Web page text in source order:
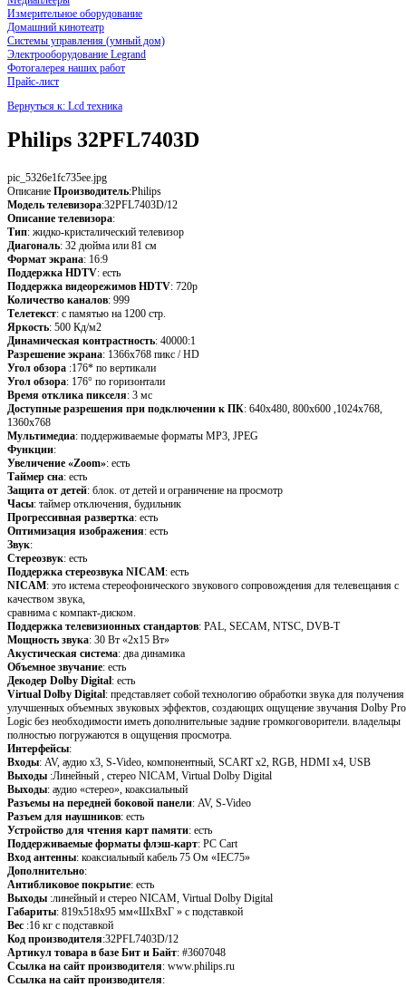
Измерительное оборудование
Домашний кинотеатр
Системы управления (умный дом)
Электрооборудование Legrand
Фотогалерея наших работ
Прайс-лист
Вернуться к: Lcd техника
Philips 32PFL7403D
pic_5326e1fc735ee.jpg
Описание Производитель:Philips
Модель телевизора:32PFL7403D/12
Описание телевизора:
Тип: жидко-кристалический телевизор
Диагональ: 32 дюйма или 81 см
Формат экрана: 16:9
Поддержка HDTV: есть
Поддержка видеорежимов HDTV: 720p
Количество каналов: 999
Телетекст: с памятью на 1200 стр.
Яркость: 500 Кд/м2
Динамическая контрастность: 40000:1
Разрешение экрана: 1366x768 пикс / HD
Угол обзора :176* по вертикали
Угол обзора: 176° по горизонтали
Время отклика пикселя: 3 мс
Доступные разрешения при подключении к ПК: 640x480, 800x600 ,1024x768,
1360x768
Мультимедиа: поддерживаемые форматы MP3, JPEG
Функции:
Увеличение «Zoom»: есть
Таймер сна: есть
Защита от детей: блок. от детей и ограничение на просмотр
Часы: таймер отключения, будильник
Прогрессивная развертка: есть
Оптимизация изображения: есть
Звук:
Стереозвук: есть
Поддержка стереозвука NICAM: есть
NICAM: это истема стереофонического звукового сопровождения для телевещания с
качеством звука,
сравнима с компакт-диском.
Поддержка телевизионных стандартов: PAL, SECAM, NTSC, DVB-T
Мощность звука: 30 Вт «2x15 Вт»
Акустическая система: два динамика
Объемное звучание: есть
Декодер Dolby Digital: есть
Virtual Dolby Digital: представляет собой технологию обработки звука для получения
улучшенных объемных звуковых эффектов, создающих ощущение звучания Dolby Pro
Logic без необходимости иметь дополнительные задние громкоговорители. владельцы
полностью погружаются в ощущения просмотра.
Интерфейсы:
Входы: AV, аудио x3, S-Video, компонентный, SCART x2, RGB, HDMI x4, USB
Выходы :Линейный , стерео NICAM, Virtual Dolby Digital
Выходы: аудио «стерео», коаксиальный
Разъемы на передней боковой панели: AV, S-Video
Разъем для наушников: есть
Устройство для чтения карт памяти: есть
Поддерживаемые форматы флэш-карт: PC Cart
Вход антенны: коаксиальный кабель 75 Ом «IEC75»
Дополнительно:
Антибликовое покрытие: есть
Выходы :линейный и стерео NICAM, Virtual Dolby Digital
Габариты: 819х518х95 мм«ШхВхГ » с подставкой
Вес :16 кг с подставкой
Код производителя:32PFL7403D/12
Артикул товара в базе Бит и Байт: #3607048
Ссылка на сайт производителя: www.philips.ru
Ссылка на сайт производителя: